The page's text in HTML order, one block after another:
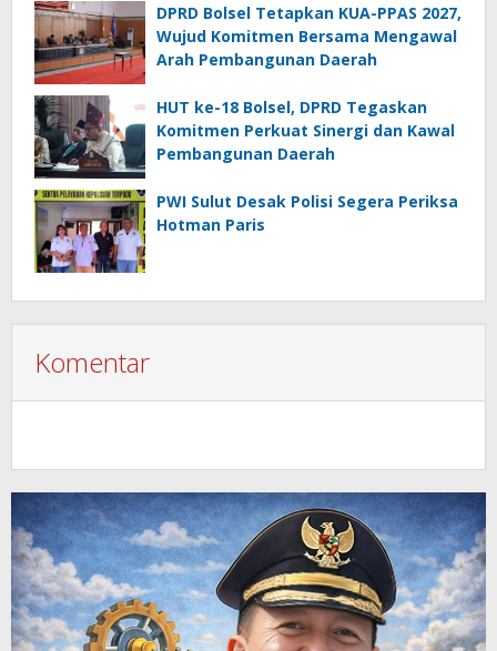
DPRD Bolsel Tetapkan KUA-PPAS 2027,
Wujud Komitmen Bersama Mengawal
Arah Pembangunan Daerah
HUT ke-18 Bolsel, DPRD Tegaskan
Komitmen Perkuat Sinergi dan Kawal
Pembangunan Daerah
PWI Sulut Desak Polisi Segera Periksa
Hotman Paris
Komentar